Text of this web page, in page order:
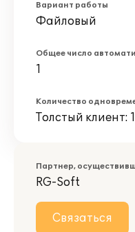
Вариант работы
Файловый
Общее число
1
Количество
Толстый клиент: 1
Партнер,
RG-Soft
Связаться